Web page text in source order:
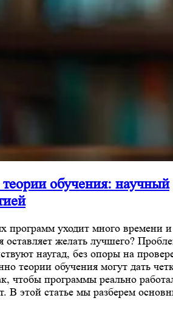
обучения: научный
программ уходит много времени
оставляет желать лучшего?
наугад, без опоры на
теории обучения могут дать
чтобы программы реально
В этой статье мы разберем